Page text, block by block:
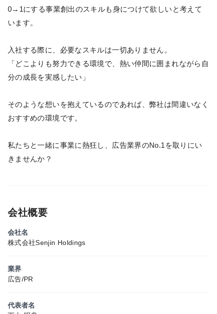
0→1にする事業創出のスキルも身につけて欲しいと考えて
います。
入社する際に、必要なスキルは一切ありません。
「どこよりも努力できる環境で、熱い仲間に囲まれながら自
分の成長を実感したい」
そのような想いを抱えているのであれば、弊社は間違いなく
おすすめの環境です。
私たちと一緒に事業に熱狂し、広告業界のNo.1を取りにい
きませんか？
会社概要
会社名
株式会社Senjin Holdings
業界
広告/PR
代表者名